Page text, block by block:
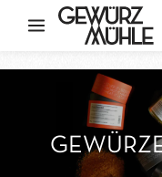
springen